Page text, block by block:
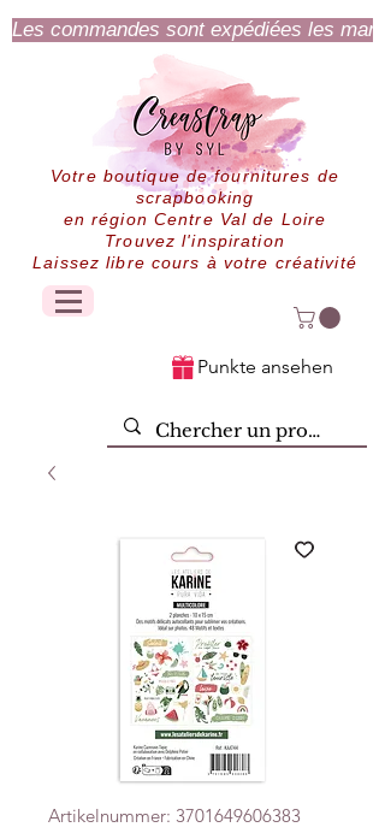
Les commandes sont expédiées les
Votre boutique de fournitures de
scrapbooking
en région Centre Val de Loire
Trouvez l'inspiration
Laissez libre cours à votre créativité
Punkte ansehen
Artikelnummer: 3701649606383